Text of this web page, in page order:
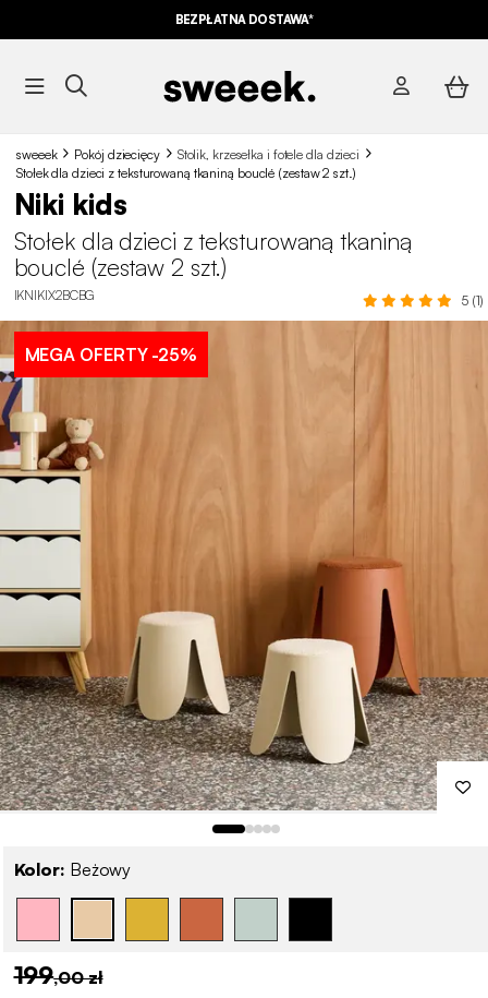
NA NASZE MEGA OFERTY Z KODEM
BEZPŁATNA DOSTAWA*
sweeek Pokój dziecięcy
Stolik, krzesełka i fotele dla dzieci
Stołek dla dzieci z teksturowaną tkaniną bouclé (zestaw 2 szt.)
Niki kids
Stołek dla dzieci z teksturowaną tkaniną
bouclé (zestaw 2 szt.)
IKNIKIX2BCBG 5 (1)
MEGA OFERTY-25%
Kolor: Beżowy
199,00 zł